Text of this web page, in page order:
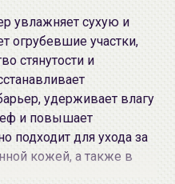
увлажняет сухую и
огрубевшие участки,
стянутости и
удерживает влагу
и повышает
подходит для ухода за
кожей, а также в